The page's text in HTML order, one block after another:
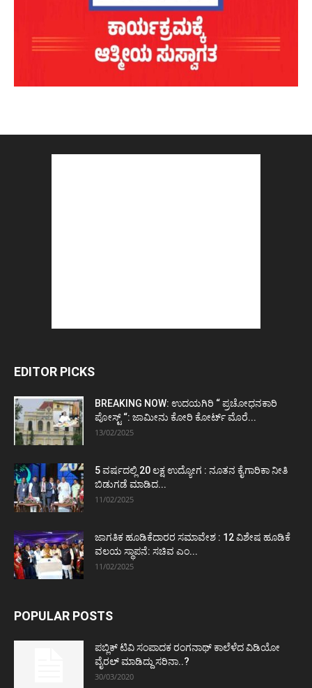
EDITOR PICKS
BREAKING NOW: ಉದಯಗಿರಿ “ ಪ್ರಚೋಧನಕಾರಿ
ಪೋಸ್ಟ್‌ “: ಜಾಮೀನು ಕೋರಿ ಕೋರ್ಟ್‌ ಮೊರೆ...
13/02/2025
5 ವರ್ಷದಲ್ಲಿ 20 ಲಕ್ಷ ಉದ್ಯೋಗ : ನೂತನ ಕೈಗಾರಿಕಾ ನೀತಿ
ಬಿಡುಗಡೆ ಮಾಡಿದ...
11/02/2025
ಜಾಗತಿಕ ಹೂಡಿಕೆದಾರರ ಸಮಾವೇಶ : 12 ವಿಶೇಷ ಹೂಡಿಕೆ
ವಲಯ ಸ್ಥಾಪನೆ: ಸಚಿವ ಎಂ...
11/02/2025
POPULAR POSTS
ಪಬ್ಲಿಕ್ ಟಿವಿ ಸಂಪಾದಕ ರಂಗನಾಥ್ ಕಾಲೆಳೆದ ವಿಡಿಯೋ
ವೈರಲ್ ಮಾಡಿದ್ದು ಸರಿನಾ..?
30/03/2020